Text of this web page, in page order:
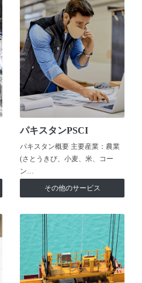
パキスタンPSCI
パキスタン概要 主要産業：農業
(さとうきび、小麦、米、コー
ン…
その他のサービス